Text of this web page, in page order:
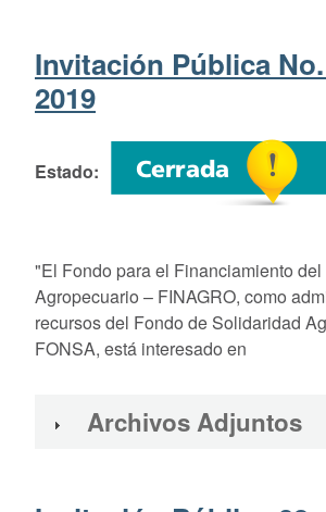
Invitación Pública
2019
Estado
"El Fondo para el Financiamiento del
Agropecuario – FINAGRO, como
recursos del Fondo de Solidaridad
FONSA, está interesado en
Archivos Adjuntos